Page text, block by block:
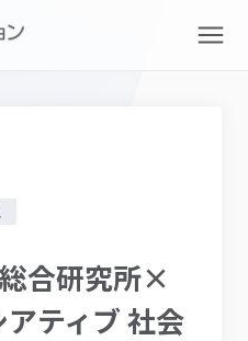
総合研究所×
ティブ 社会